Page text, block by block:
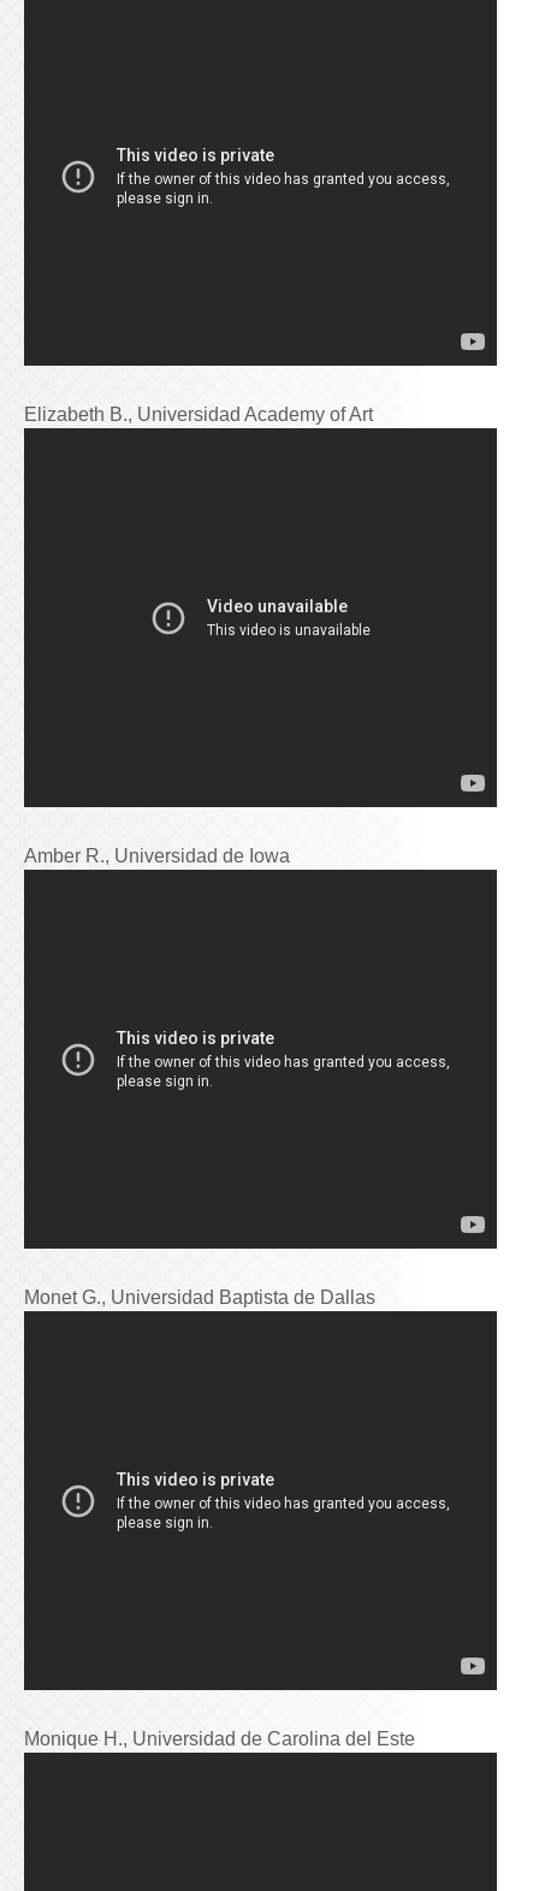
Elizabeth B., Universidad Academy of Art
Amber R., Universidad de Iowa
Monet G., Universidad Baptista de Dallas
Monique H., Universidad de Carolina del Este